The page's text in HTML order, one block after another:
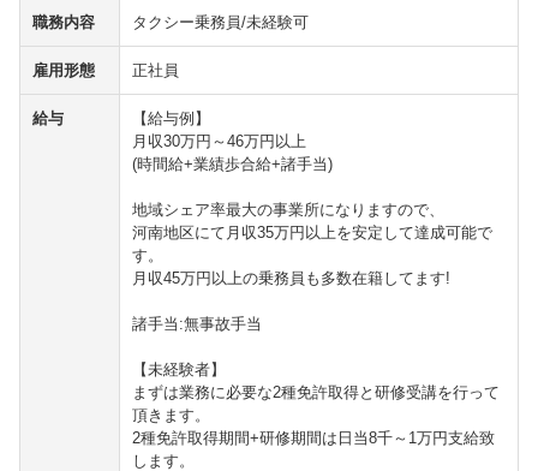
職務内容 タクシー乗務員/未経験可
雇用形態 正社員
給与
【給与例】
月収30万円～46万円以上
(時間給+業績歩合給+諸手当)
地域シェア率最大の事業所になりますので、
河南地区にて月収35万円以上を安定して達成可能で
す。
月収45万円以上の乗務員も多数在籍してます!
諸手当:無事故手当
【未経験者】
まずは業務に必要な2種免許取得と研修受講を行って
頂きます。
2種免許取得期間+研修期間は日当8千～1万円支給致
します。